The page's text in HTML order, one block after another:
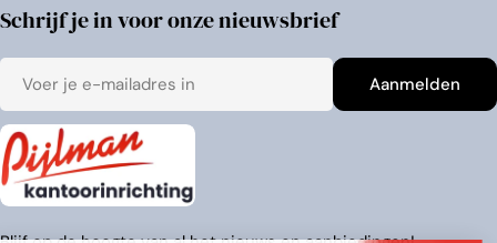
Schrijf je in voor onze nieuwsbrief
mail
Aanmelden